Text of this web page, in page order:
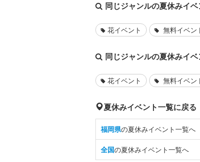
同じジャンルの夏休みイベ
花イベント 無料イベン
同じジャンルの夏休みイベ
花イベント 無料イベン
夏休みイベント一覧に戻る
福岡県の夏休みイベント一覧へ
全国の夏休みイベント一覧へ